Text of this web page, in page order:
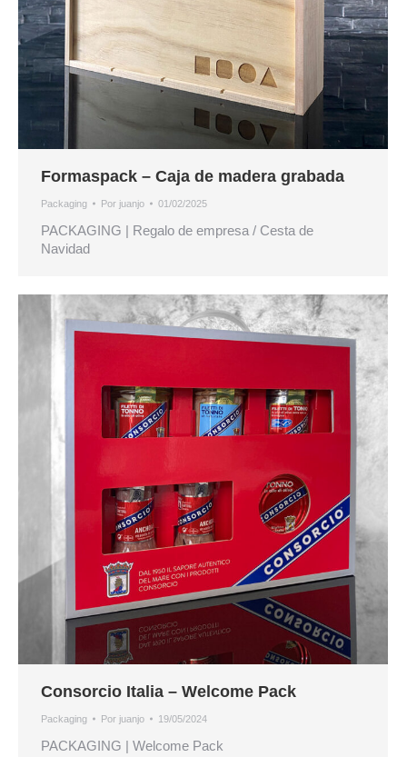
Formaspack – Caja de madera grabada
Packaging Por juanjo 01/02/2025
PACKAGING | Regalo de empresa / Cesta de
Navidad
Consorcio Italia – Welcome Pack
Packaging Por juanjo 19/05/2024
PACKAGING | Welcome Pack